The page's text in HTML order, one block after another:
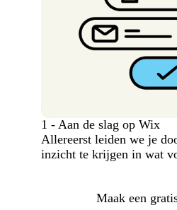
1 - Aan de slag op Wix
Allereerst leiden we je
inzicht te krijgen in wat
Maak een